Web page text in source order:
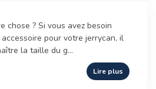
chose ? Si vous avez besoin
pour votre jerrycan, il
la taille du g...
Lire plus